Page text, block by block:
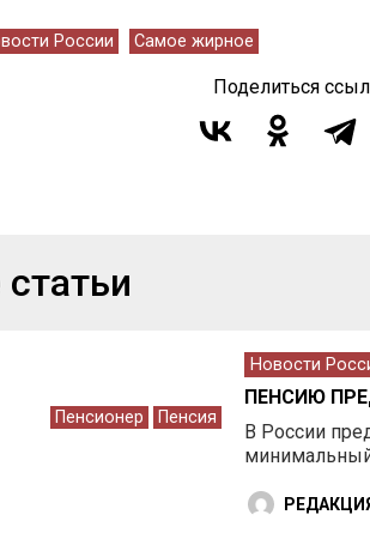
России Самое жирное
Поделиться
Пенсионер Пенсия
Новости
ПЕНСИЮ
В России